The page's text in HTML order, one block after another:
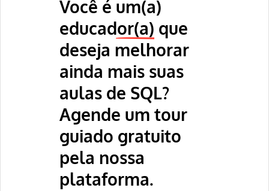
Você é um(a)
educador(a) que
deseja melhorar
ainda mais suas
aulas de SQL?
Agende um tour
guiado gratuito
pela nossa
plataforma.